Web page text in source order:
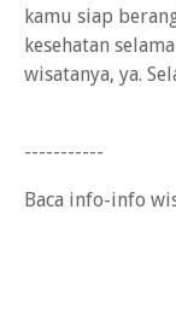
kamu siap
kesehatan
wisatanya, ya.
-----------
Baca info-info